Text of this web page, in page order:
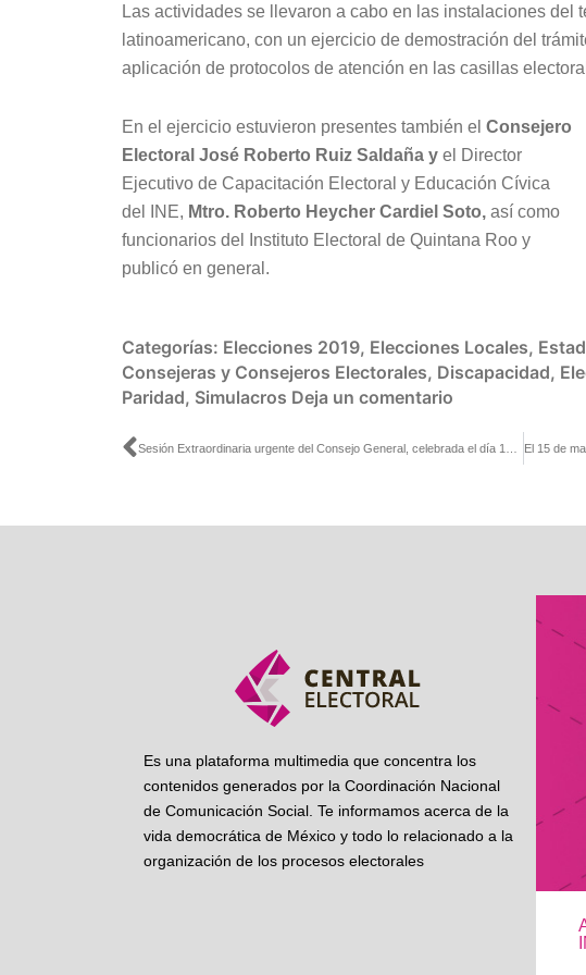
Las actividades se llevaron a cabo en las instalaciones del
latinoamericano, con un ejercicio de demostración del
aplicación de protocolos de atención en las casillas
En el ejercicio estuvieron presentes también el Consejero
Electoral José Roberto Ruiz Saldaña y el Director
Ejecutivo de Capacitación Electoral y Educación Cívica
del INE, Mtro. Roberto Heycher Cardiel Soto, así como
funcionarios del Instituto Electoral de Quintana Roo y
publicó en general.
Categorías: Elecciones 2019, Elecciones Locales,
Consejeras y Consejeros Electorales, Discapacidad,
Paridad, Simulacros Deja un comentario
Ant
Es una plataforma multimedia que concentra los
contenidos generados por la Coordinación Nacional
de Comunicación Social. Te informamos acerca de la
vida democrática de México y todo lo relacionado a la
organización de los procesos electorales